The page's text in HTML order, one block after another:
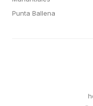
Punta Ballena